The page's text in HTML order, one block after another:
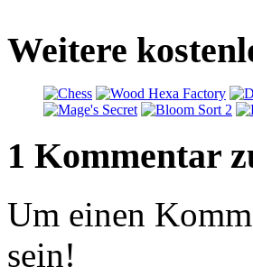
Weitere
1 Kommentar
Um einen
sein!